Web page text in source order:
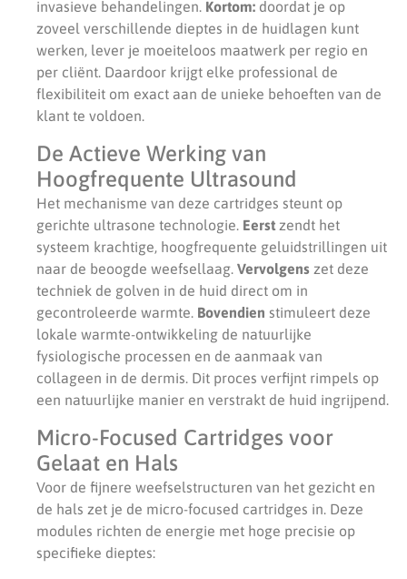
invasieve behandelingen. Kortom: doordat je op
zoveel verschillende dieptes in de huidlagen kunt
werken, lever je moeiteloos maatwerk per regio en
per cliënt. Daardoor krijgt elke professional de
flexibiliteit om exact aan de unieke behoeften van de
klant te voldoen.
De Actieve Werking van
Hoogfrequente Ultrasound
Het mechanisme van deze cartridges steunt op
gerichte ultrasone technologie. Eerst zendt het
systeem krachtige, hoogfrequente geluidstrillingen uit
naar de beoogde weefsellaag. Vervolgens zet deze
techniek de golven in de huid direct om in
gecontroleerde warmte. Bovendien stimuleert deze
lokale warmte-ontwikkeling de natuurlijke
fysiologische processen en de aanmaak van
collageen in de dermis. Dit proces verfijnt rimpels op
een natuurlijke manier en verstrakt de huid ingrijpend.
Micro-Focused Cartridges voor
Gelaat en Hals
Voor de fijnere weefselstructuren van het gezicht en
de hals zet je de micro-focused cartridges in. Deze
modules richten de energie met hoge precisie op
specifieke dieptes: